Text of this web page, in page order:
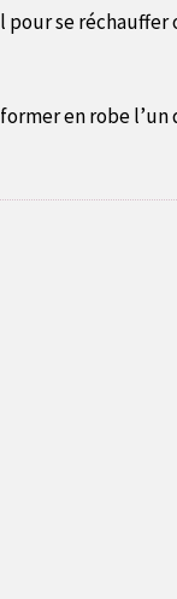
se
en robe